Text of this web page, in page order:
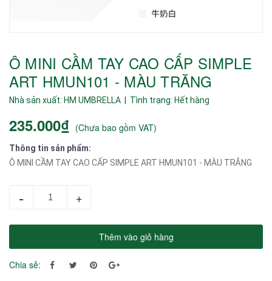
Ô MINI CẦM TAY CAO CẤP SIMPLE
ART HMUN101 - MÀU TRĂNG
Nhà sản xuất: HM UMBRELLA | Tình trạng: Hết hàng
235.000₫ (Chưa bao gồm VAT)
Thông tin sản phẩm:
- +
Thêm vào giỏ hàng
Chia sẻ: